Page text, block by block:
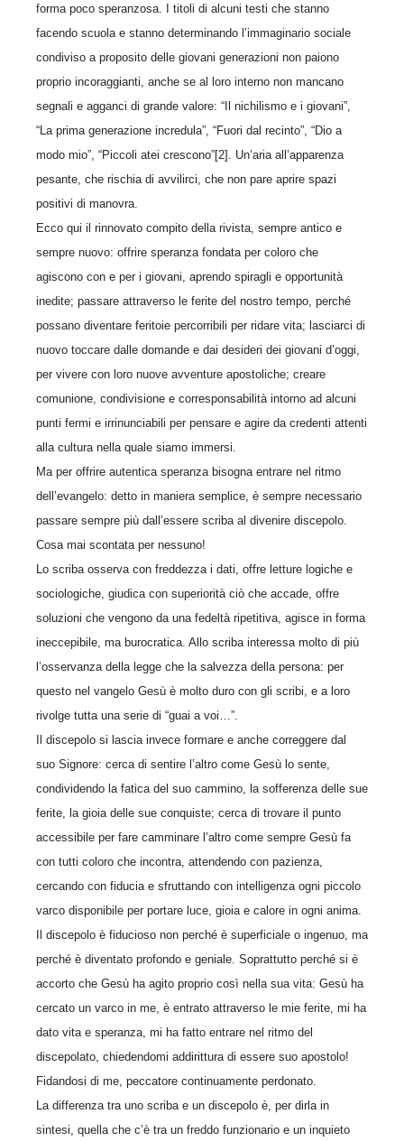
forma poco speranzosa. I titoli di alcuni testi che stanno
facendo scuola e stanno determinando l’immaginario sociale
condiviso a proposito delle giovani generazioni non paiono
proprio incoraggianti, anche se al loro interno non mancano
segnali e agganci di grande valore: “Il nichilismo e i giovani”,
“La prima generazione incredula”, “Fuori dal recinto”, “Dio a
modo mio”, “Piccoli atei crescono”[2]. Un’aria all’apparenza
pesante, che rischia di avvilirci, che non pare aprire spazi
positivi di manovra.
Ecco qui il rinnovato compito della rivista, sempre antico e
sempre nuovo: offrire speranza fondata per coloro che
agiscono con e per i giovani, aprendo spiragli e opportunità
inedite; passare attraverso le ferite del nostro tempo, perché
possano diventare feritoie percorribili per ridare vita; lasciarci di
nuovo toccare dalle domande e dai desideri dei giovani d’oggi,
per vivere con loro nuove avventure apostoliche; creare
comunione, condivisione e corresponsabilità intorno ad alcuni
punti fermi e irrinunciabili per pensare e agire da credenti attenti
alla cultura nella quale siamo immersi.
Ma per offrire autentica speranza bisogna entrare nel ritmo
dell’evangelo: detto in maniera semplice, è sempre necessario
passare sempre più dall’essere scriba al divenire discepolo.
Cosa mai scontata per nessuno!
Lo scriba osserva con freddezza i dati, offre letture logiche e
sociologiche, giudica con superiorità ciò che accade, offre
soluzioni che vengono da una fedeltà ripetitiva, agisce in forma
ineccepibile, ma burocratica. Allo scriba interessa molto di più
l’osservanza della legge che la salvezza della persona: per
questo nel vangelo Gesù è molto duro con gli scribi, e a loro
rivolge tutta una serie di “guai a voi…”.
Il discepolo si lascia invece formare e anche correggere dal
suo Signore: cerca di sentire l’altro come Gesù lo sente,
condividendo la fatica del suo cammino, la sofferenza delle sue
ferite, la gioia delle sue conquiste; cerca di trovare il punto
accessibile per fare camminare l’altro come sempre Gesù fa
con tutti coloro che incontra, attendendo con pazienza,
cercando con fiducia e sfruttando con intelligenza ogni piccolo
varco disponibile per portare luce, gioia e calore in ogni anima.
Il discepolo è fiducioso non perché è superficiale o ingenuo, ma
perché è diventato profondo e geniale. Soprattutto perché si è
accorto che Gesù ha agito proprio così nella sua vita: Gesù ha
cercato un varco in me, è entrato attraverso le mie ferite, mi ha
dato vita e speranza, mi ha fatto entrare nel ritmo del
discepolato, chiedendomi addirittura di essere suo apostolo!
Fidandosi di me, peccatore continuamente perdonato.
La differenza tra uno scriba e un discepolo è, per dirla in
sintesi, quella che c’è tra un freddo funzionario e un inquieto